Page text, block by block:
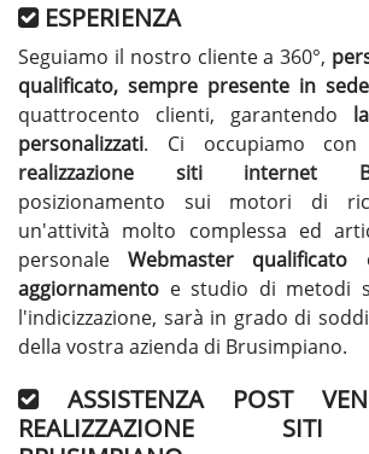
ESPERIENZA
Seguiamo il nostro cliente a 360°,
qualificato, sempre presente in sede
quattrocento clienti, garantendo
personalizzati. Ci occupiamo con
realizzazione siti internet
posizionamento sui motori di
un'attività molto complessa ed
personaleWebmaster
aggiornamento e studio di metodi
l'indicizzazione, sarà in grado di
della vostra azienda di Brusimpiano.
ASSISTENZA POST
REALIZZAZIONE SITI